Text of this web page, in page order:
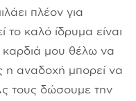
πλέον για
το καλό ίδρυμα είναι
μου θέλω να
η αναδοχή μπορεί να
τους δώσουμε την